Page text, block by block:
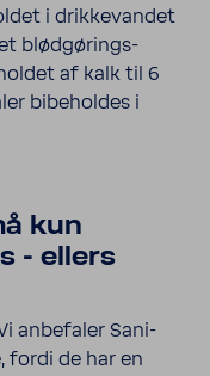
i drik­ke­vandet
blød­gø­rings­
af kalk til 6
bibe­holdes i
kun
- ellers
anbe­faler Sani­
fordi de har en